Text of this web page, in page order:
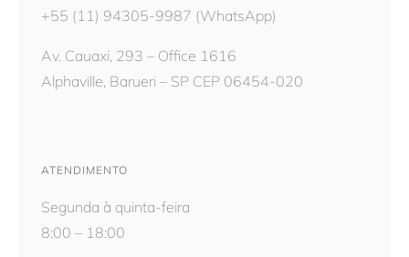
+55 (11) 94305-9987 (WhatsApp)
Av. Cauaxi, 293 – Office 1616
Alphaville, Barueri – SP CEP 06454-020
ATENDIMENTO
Segunda à quinta-feira
8:00 – 18:00